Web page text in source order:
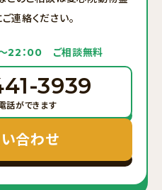
連絡ください。
22：00 ご相談無料
3939
話ができます
合わせ